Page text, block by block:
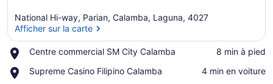
National Hi-way, Parian, Calamba, Laguna, 4027
Afficher sur la carte
Centre commercial SM City Calamba
Place,
commercial
‪8 min à pied‬
Supreme Casino Filipino Calamba
Place,
‪4 min en voiture‬